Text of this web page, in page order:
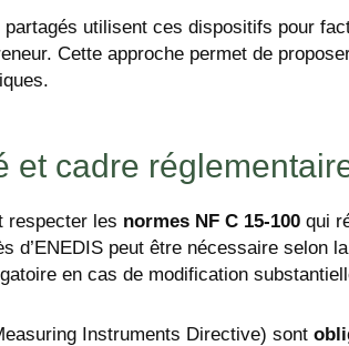
utilisent ces dispositifs pour
Cette approche permet de
et cadre
respecter les normes NF C 15-100 qui
d’ENEDIS peut être nécessaire selon
en cas de modification
Instruments Directive) sont